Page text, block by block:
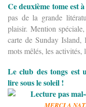
Ce deuxième tome est
pas de la grande
plaisir. Mention
carte de Sunday Island,
mots mêlés, les activités,
Le club des tongs est
lire sous le soleil !
MERCI A